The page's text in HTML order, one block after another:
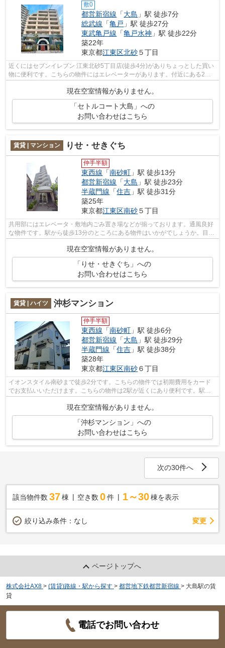
敷0
都営新宿線 「大島 」駅 徒歩7分
総武線 「亀戸 」駅 徒歩27分
東武亀戸線 「亀戸水神 」駅 徒歩22分
築22年
東京都江東区北砂５丁目
近くにはセブンイレブン 江東北砂5丁目店(徒歩4分)がありちょっとした買い
物に便利です。こちらの物件にはエレベーターがあります。付近にある2つ
現在空室情報がありません。
「セトルコート大島」への
お問い合わせはこちら
賃貸 | マンション りせ・せきぐち
仲手半額
東西線 「南砂町 」駅 徒歩13分
都営新宿線 「大島 」駅 徒歩23分
半蔵門線 「住吉 」駅 徒歩31分
築25年
東京都江東区南砂５丁目
共用部にはエレベータ・敷地内ごみ置き場などが揃っております。通風良好
な物件です。駅から徒歩13分のところにある物件はいかがでしょうか。目的
に応じて駅を選べることが、2駅利用で...
現在空室情報がありません。
「りせ・せきぐち」への
お問い合わせはこちら
賃貸 | ハイツ 沖杉マンション
仲手半額
東西線 「南砂町 」駅 徒歩6分
都営新宿線 「大島 」駅 徒歩29分
半蔵門線 「住吉 」駅 徒歩38分
築28年
東京都江東区南砂６丁目
イオンスタイル南砂まで徒歩2分です。こちらの物件では初期費用をカード
でお支払いいただけます。こちらの物件は2駅が近くにあり便利です。駅か
現在空室情報がありません。
「沖杉マンション」への
お問い合わせはこちら
次の30件へ
該当物件数 37棟 空き数 0 件 1～30 棟を表示
絞り込み条件： なし 変更
ページトップへ
株式会社AX8 > (賃貸)路線・駅から探す > 都営地下鉄都営新宿線 > 大島駅の賃
貸
電話でお問い合わせ